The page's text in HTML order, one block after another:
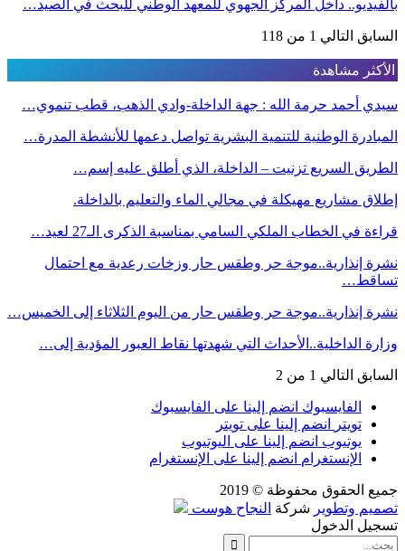
بالفيديو.. داخل المركز الجهوي للمعهد الوطني للبحث في الصيد…
السابق التالي 1 من 118
الأكثر مشاهدة
سيدي أحمد حرمة الله : جهة الداخلة-وادي الذهب، قطب تنموي…
المبادرة الوطنية للتنمية البشرية تواصل دعمها للأنشطة المدرة…
الطريق السريع تزنيت – الداخلة، الذي أطلق عليه إسم…
إطلاق مشاريع مهيكلة في مجالي الماء والتعليم بالداخلة.
قراءة في الخطاب الملكي السامي بمناسبة الذكرى الـ27 لعيد…
نشرة إنذارية..موجة حر وطقس حار وزخات رعدية مع احتمال
تساقط…
نشرة إنذارية..موجة حر وطقس حار من اليوم الثلاثاء إلى الخميس…
وزارة الداخلية..الأحداث التي شهدتها نقاط العبور المؤدية إلى…
السابق التالي 1 من 2
الفايسبوك انضم إلينا على الفايسبوك
تويتر
انضم إلينا على تويتر
يوتيوب انضم إلينا على اليوتيوب
الإنستغرام انضم إلينا على الإنستغرام
جميع الحقوق محفوظة © 2019
تصميم وتطوير شركة النجاح هوست
تسجيل الدخول